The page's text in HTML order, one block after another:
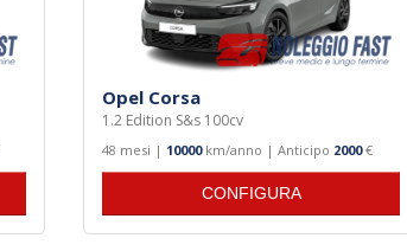
Opel Corsa
1.2 Edition S&s 100cv
48 mesi | 10000km/anno | Anticipo 2000€
CONFIGURA